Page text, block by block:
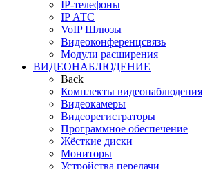
IP-телефоны
IP АТС
VoIP Шлюзы
Видеоконференцсвязь
Модули расширения
ВИДЕОНАБЛЮДЕНИЕ
Back
Комплекты видеонаблюдения
Видеокамеры
Видеорегистраторы
Программное обеспечение
Жёсткие диски
Мониторы
Устройства передачи